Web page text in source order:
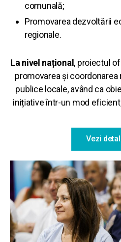
comunală;
Promovarea dezvoltării
regionale.
La nivel național , proiectul
promovarea și
publice locale, având ca
inițiative într-un mod
Vezi